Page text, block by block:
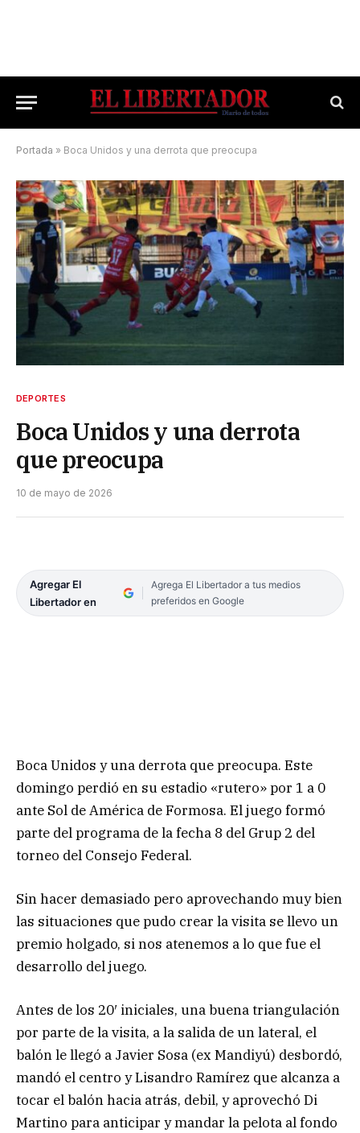
Portada » Boca Unidos y una derrota que preocupa
DEPORTES
Boca Unidos y una derrota
que preocupa
10 de mayo de 2026
Agregar El
Libertador en
Agrega El Libertador a tus medios
preferidos en Google
Boca Unidos y una derrota que preocupa. Este
domingo perdió en su estadio «rutero» por 1 a 0
ante Sol de América de Formosa. El juego formó
parte del programa de la fecha 8 del Grup 2 del
torneo del Consejo Federal.
Sin hacer demasiado pero aprovechando muy bien
las situaciones que pudo crear la visita se llevo un
premio holgado, si nos atenemos a lo que fue el
desarrollo del juego.
Antes de los 20′ iniciales, una buena triangulación
por parte de la visita, a la salida de un lateral, el
balón le llegó a Javier Sosa (ex Mandiyú) desbordó,
mandó el centro y Lisandro Ramírez que alcanza a
tocar el balón hacia atrás, debil, y aprovechó Di
Martino para anticipar y mandar la pelota al fondo